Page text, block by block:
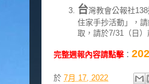
台灣教會公報社
住家手抄活動」，
取，請於7/31（日）
完整週報內容請點擊：
於 7月 17, 2022